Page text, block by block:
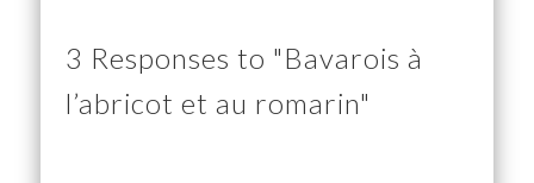
3 Responses to "Bavarois à
l’abricot et au romarin"